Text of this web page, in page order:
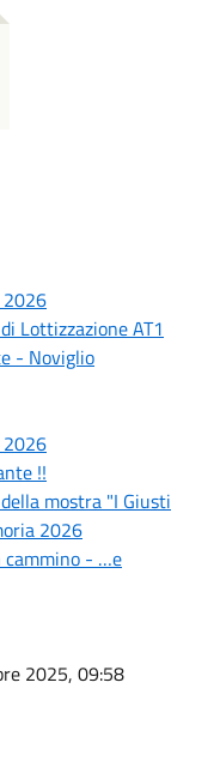
2026
Lottizzazione AT1
- Noviglio
2026
!!
mostra "I Giusti
2026
cammino - …e
2025, 09:58